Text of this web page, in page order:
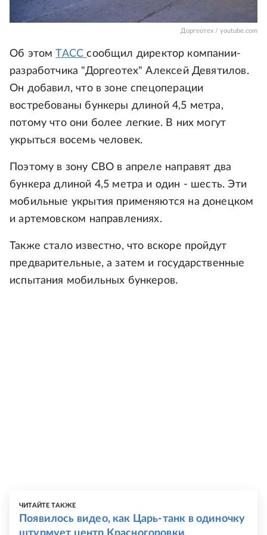
Доргеотех / youtube.com
Об этом ТАССсообщил директор компании-
разработчика "Доргеотех" Алексей Девятилов.
Он добавил, что в зоне спецоперации
востребованы бункеры длиной 4,5 метра,
потому что они более легкие. В них могут
укрыться восемь человек.
Поэтому в зону СВО в апреле направят два
бункера длиной 4,5 метра и один - шесть. Эти
мобильные укрытия применяются на донецком
и артемовском направлениях.
Также стало известно, что вскоре пройдут
предварительные, а затем и государственные
испытания мобильных бункеров.
ЧИТАЙТЕ ТАКЖЕ
Появилось видео, как Царь-танк в одиночку